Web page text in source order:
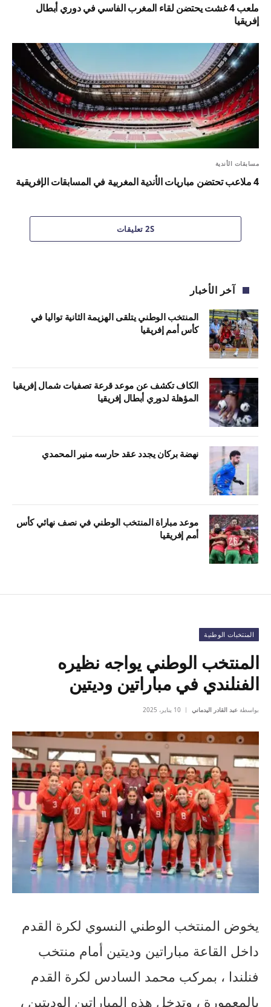
ملعب 4 غشت يحتضن لقاء المغرب الفاسي في دوري أبطال
إفريقيا
مسابقات الأندية
4 ملاعب تحتضن مباريات الأندية المغربية في المسابقات الإفريقية
2S تعليقات
آخر الأخبار
المنتخب الوطني يتلقى الهزيمة الثانية تواليا في
كأس أمم إفريقيا
الكاف تكشف عن موعد قرعة تصفيات شمال إفريقيا
المؤهلة لدوري أبطال إفريقيا
نهضة بركان يجدد عقد حارسه منير المحمدي
موعد مباراة المنتخب الوطني في نصف نهائي كأس
أمم إفريقيا
المنتخبات الوطنية
المنتخب الوطني يواجه نظيره
الفنلندي في مباراتين وديتين
بواسطة عبد القادر اليدماني 10 يناير، 2025
يخوض المنتخب الوطني النسوي لكرة القدم
داخل القاعة مباراتين وديتين أمام منتخب
فنلندا ، بمركب محمد السادس لكرة القدم
بالمعمورة ، وتدخل هذه المباراتين الوديتين ،